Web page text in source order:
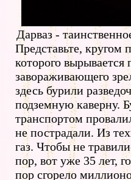
Дарваз -
Представьте, кругом
которого
завораживающего
здесь бурили
подземную каверну.
транспортом
не пострадали. Из
газ. Чтобы не
пор, вот уже 35 лет,
пор сгорело